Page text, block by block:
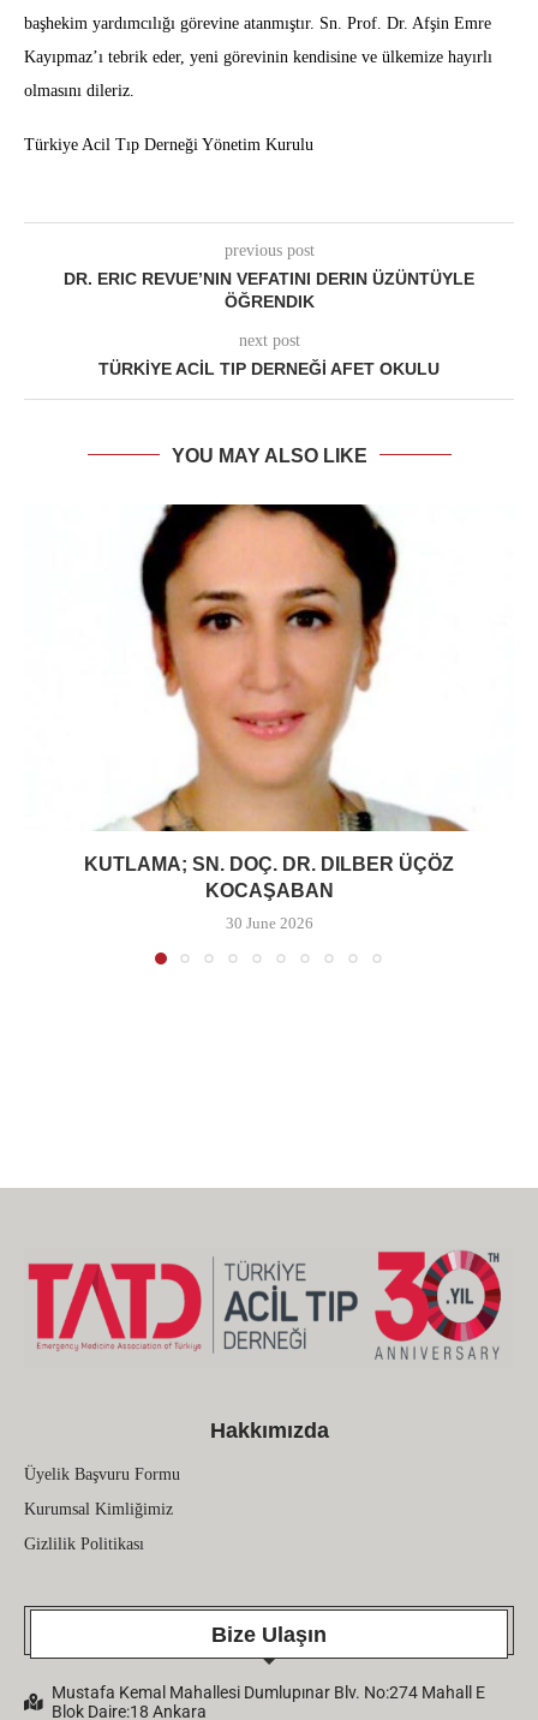
başhekim yardımcılığı görevine atanmıştır. Sn. Prof. Dr. Afşin Emre
Kayıpmaz’ı tebrik eder, yeni görevinin kendisine ve ülkemize hayırlı
olmasını dileriz.
Türkiye Acil Tıp Derneği Yönetim Kurulu
previous post
DR. ERIC REVUE’NIN VEFATINI DERIN ÜZÜNTÜYLE
ÖĞRENDIK
next post
TÜRKİYE ACİL TIP DERNEĞİ AFET OKULU
YOU MAY ALSO LIKE
KUTLAMA; SN. DOÇ. DR. DILBER ÜÇÖZ
KOCAŞABAN
30 June 2026
Hakkımızda
Üyelik Başvuru Formu
Kurumsal Kimliğimiz
Gizlilik Politikası
Bize Ulaşın
Mustafa Kemal Mahallesi Dumlupınar Blv. No:274 Mahall E
Blok Daire:18 Ankara